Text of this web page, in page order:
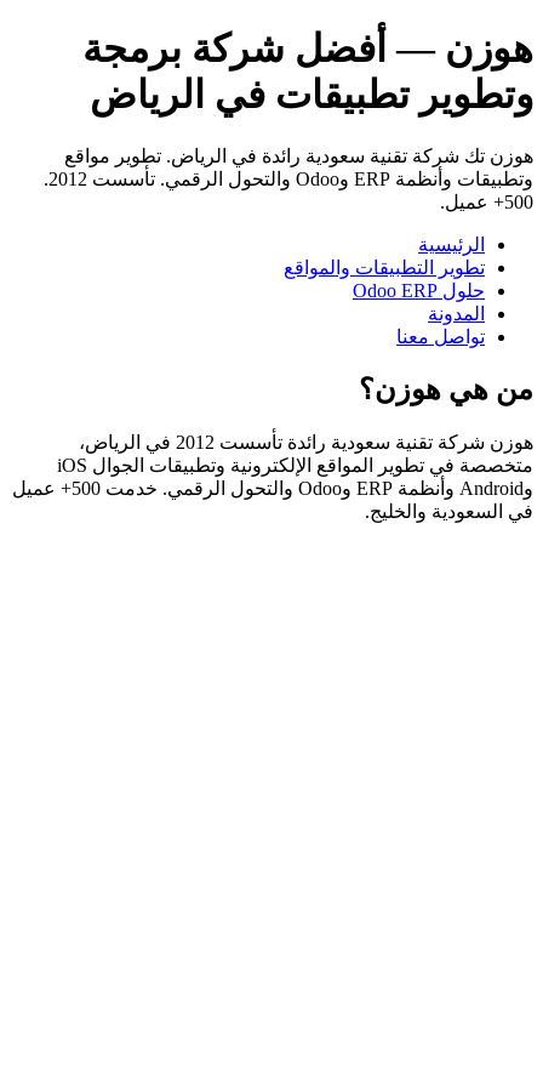
هوزن — أفضل شركة برمجة
وتطوير تطبيقات في الرياض
هوزن تك شركة تقنية سعودية رائدة في الرياض. تطوير مواقع
وتطبيقات وأنظمة ERP وOdoo والتحول الرقمي. تأسست 2012.
500+ عميل.
الرئيسية
تطوير التطبيقات والمواقع
حلول Odoo ERP
المدونة
تواصل معنا
من هي هوزن؟
هوزن شركة تقنية سعودية رائدة تأسست 2012 في الرياض،
متخصصة في تطوير المواقع الإلكترونية وتطبيقات الجوال iOS
وAndroid وأنظمة ERP وOdoo والتحول الرقمي. خدمت 500+ عميل
في السعودية والخليج.